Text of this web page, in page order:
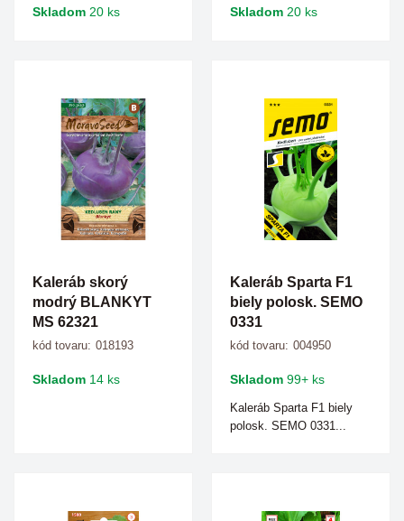
Skladom 20 ks Skladom 20 ks
Kaleráb skorý
modrý BLANKYT
MS 62321
kód tovaru: 018193
Skladom 14 ks
Kaleráb Sparta F1
biely polosk. SEMO
0331
kód tovaru: 004950
Skladom 99+ ks
Kaleráb Sparta F1 biely
polosk. SEMO 0331...